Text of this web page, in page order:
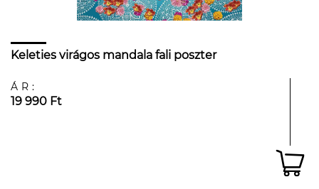
Keleties virágos mandala fali poszter
ÁR:
19 990 Ft